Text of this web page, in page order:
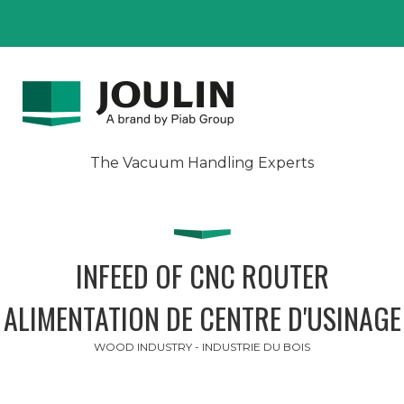
The Vacuum Handling Experts
INFEED OF CNC ROUTER
ALIMENTATION DE CENTRE D'USINAGE
WOOD INDUSTRY - INDUSTRIE DU BOIS